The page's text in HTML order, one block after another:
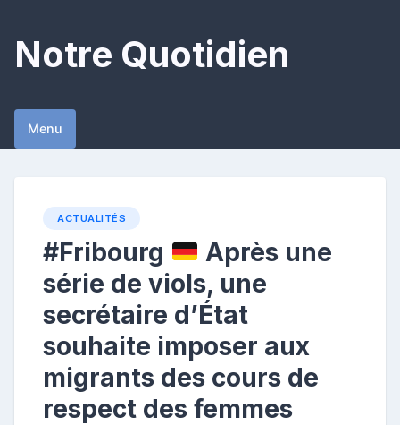
content
Notre Quotidien
Menu
ACTUALITÉS
#Fribourg
Après une
série de viols, une
secrétaire d’État
souhaite imposer aux
migrants des cours de
respect des femmes